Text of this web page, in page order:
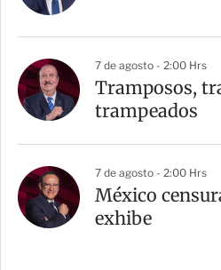
7 de agosto - 2:00 Hrs
Tramposos,
trampeados
7 de agosto - 2:00 Hrs
México
exhibe